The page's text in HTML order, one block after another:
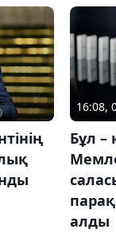
16:08,
Бұл –
алды